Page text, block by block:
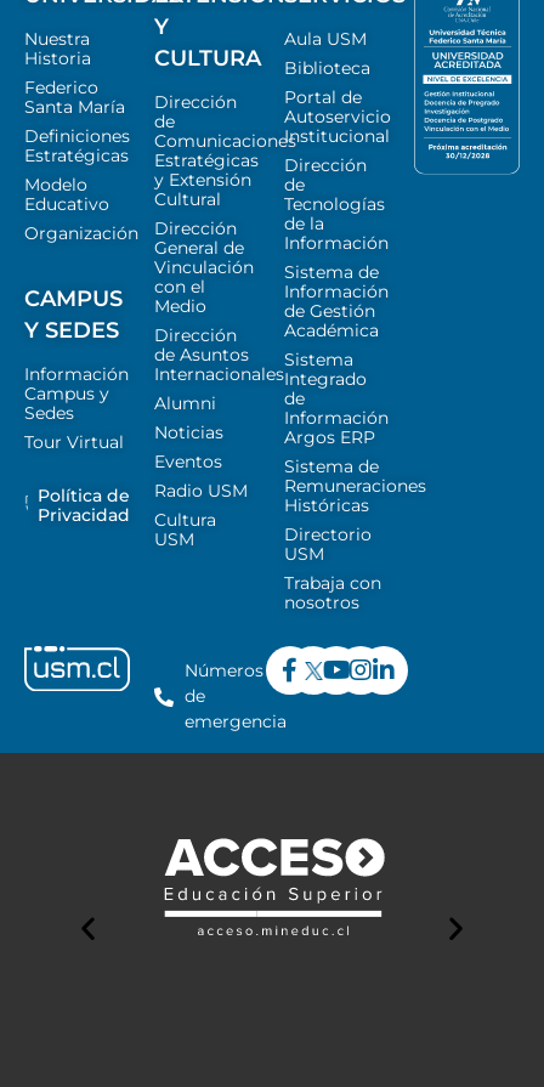
Nuestra
Historia
Federico
Santa María
Definiciones
Estratégicas
Modelo
Educativo
Organización
CAMPUS
Y SEDES
Información
Campus y
Sedes
Tour Virtual
Política de
Privacidad
Y
CULTURA
Dirección
de
Comunicaciones
Estratégicas
y Extensión
Cultural
Dirección
General de
Vinculación
con el
Medio
Dirección
de Asuntos
Internacionales
Alumni
Noticias
Eventos
Radio USM
Cultura
USM
Aula USM
Biblioteca
Portal de
Autoservicio
Institucional
Dirección
de
Tecnologías
de la
Información
Sistema de
Información
de Gestión
Académica
Sistema
Integrado
de
Información
Argos ERP
Sistema de
Remuneraciones
Históricas
Directorio
USM
Trabaja con
nosotros
Números
de
emergencia